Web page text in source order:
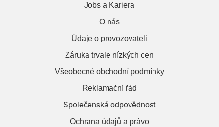
Jobs a Kariera
O nás
Údaje o provozovateli
Záruka trvale nízkých cen
Všeobecné obchodní podmínky
Reklamační řád
Společenská odpovědnost
Ochrana údajů a právo